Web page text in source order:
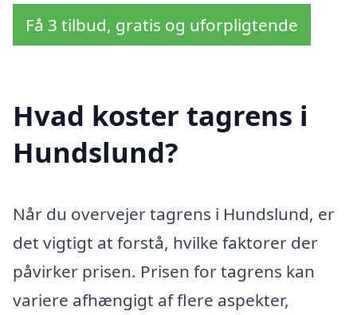
Få 3 tilbud, gratis og uforpligtende
Hvad koster tagrens i
Hundslund?
Når du overvejer tagrens i Hundslund, er
det vigtigt at forstå, hvilke faktorer der
påvirker prisen. Prisen for tagrens kan
variere afhængigt af flere aspekter,